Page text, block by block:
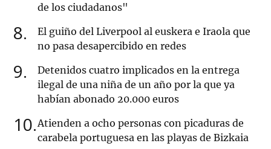
de los ciudadanos"
8
El guiño del Liverpool al euskera e Iraola que
no pasa desapercibido en redes
9
Detenidos cuatro implicados en la entrega
ilegal de una niña de un año por la que ya
habían abonado 20.000 euros
10 Atienden a ocho personas con picaduras de
carabela portuguesa en las playas de Bizkaia